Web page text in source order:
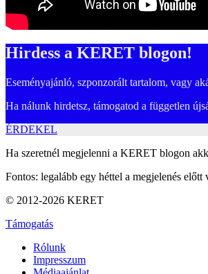
Hirdess a KERET blogon!
Eseményajánló, szponzorált tartalom, vagy
Ha nálunk hirdetsz, támogatod a független
ÉRDEKEL
Ha szeretnél megjelenni a KERET blogon
Fontos: legalább egy héttel a megjelenés
© 2012-2026 KERET
Támogatás
Rólunk
Impresszum